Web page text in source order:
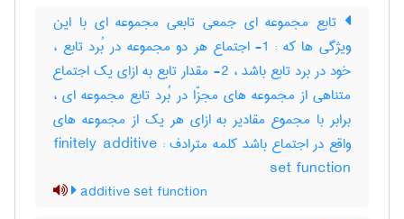
تابع مجموعه ای جمعی تابعی مجموعه ای با این
ویژگی ها که : 1- اجتماع هر دو مجموعه در بُرد تابع ،
خود در برد تابع باشد ، 2- مقدار تابع به ازای یک اجتماع
متناهی از مجموعه های مجزّا در بُرد تابع مجموعه ای ،
برابر با مجموع مقادیر به ازای هر یک از مجموعه های
واقع در اجتماع باشد کلمه مترادف : finitely additive
set function
additive set function